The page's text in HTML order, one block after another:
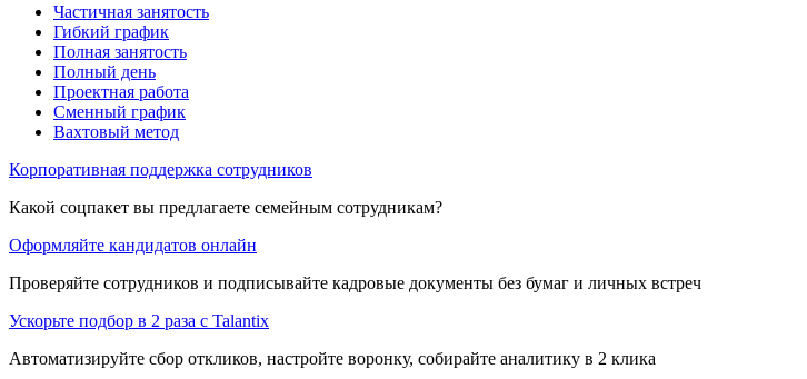
Частичная занятость
Гибкий график
Полная занятость
Полный день
Проектная работа
Сменный график
Вахтовый метод
Корпоративная поддержка сотрудников
Какой соцпакет вы предлагаете семейным сотрудникам?
Оформляйте кандидатов онлайн
Проверяйте сотрудников и подписывайте кадровые документы без бумаг и личных встреч
Ускорьте подбор в 2 раза с Talantix
Автоматизируйте сбор откликов, настройте воронку, собирайте аналитику в 2 клика